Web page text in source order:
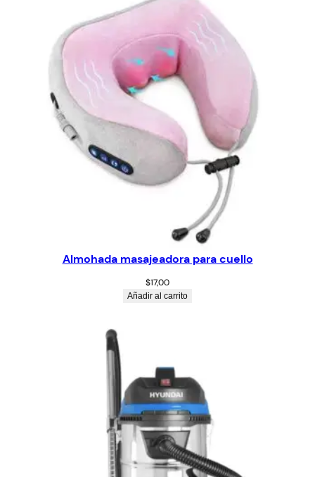
Almohada masajeadora para cuello
$17,00
Añadir al carrito